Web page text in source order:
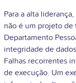
Para a alta
não é um projeto
Departamento
integridade de
Falhas recorrentes
de execução. Um